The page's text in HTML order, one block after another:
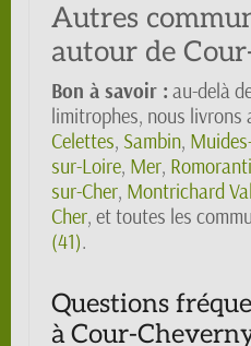
Autres
autour de
Bon à savoir : au-delà
limitrophes, nous livrons
Celettes, Sambin,
sur-Loire, Mer,
sur-Cher, Montrichard
Cher, et toutes les
(41).
Questions
à Cour-